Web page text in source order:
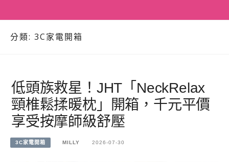
分類: 3C家電開箱
低頭族救星！JHT「NeckRelax
頸椎鬆揉暖枕」開箱，千元平價
享受按摩師級舒壓
3C家電開箱 MILLY 2026-07-30